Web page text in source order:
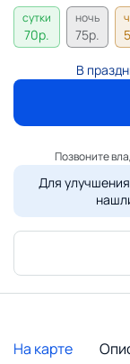
сутки
70р.
ночь
75р.
В
Позвоните
Для
На карте